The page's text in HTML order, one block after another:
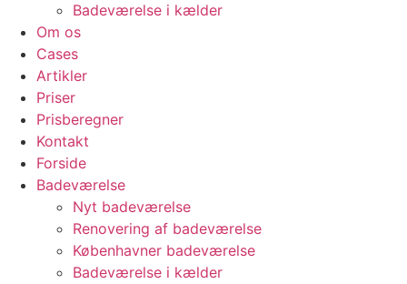
Badeværelse i kælder
Om os
Cases
Artikler
Priser
Prisberegner
Kontakt
Forside
Badeværelse
Nyt badeværelse
Renovering af badeværelse
Københavner badeværelse
Badeværelse i kælder